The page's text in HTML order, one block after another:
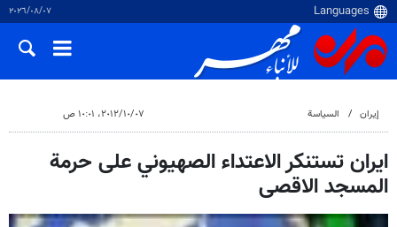
٠٧‏/٠٨‏/٢٠٢٦
إيران السياسة ٠٧‏/١٠‏/٢٠١٢، ١٠:٠١ ص
ايران تستنكر الاعتداء الصهيوني على حرمة
المسجد الاقصى